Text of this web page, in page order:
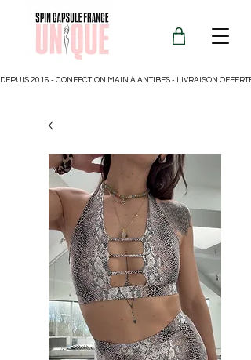
DEPUIS 2016 - CONFECTION MAIN À ANTIBES - LIVRAISON